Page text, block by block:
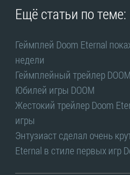
Ещё статьи по теме:
Геймплей Doom Eternal
недели
Геймплейный трейлер
Юбилей игры DOOM
Жестокий трейлер Doom
игры
Энтузиаст сделал очень
Eternal в стиле первых игр